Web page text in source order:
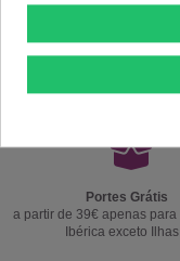
Portes Grátis
a partir de 39€ apenas
Ibérica exceto